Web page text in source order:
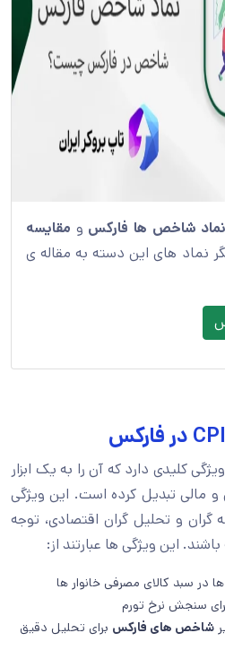
نماد شاخص ها فارکس و مقایسه
نماد های این دسته به مقاله ی
کلیدی دارد که آن را به یک ابزار
مالی تبدیل کرده است. این ویژگی
و تحلیل گران اقتصادی، توجه
این ویژگی ها عبارتند از:
در سبد کالای مصرفی خانوار ها
سنجش نرخ تورم
شاخص های فارکس برای تحلیل دقیق